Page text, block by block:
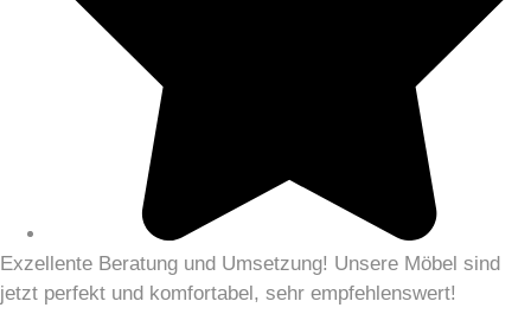
Exzellente Beratung und Umsetzung! Unsere Möbel sind
jetzt perfekt und komfortabel, sehr empfehlenswert!